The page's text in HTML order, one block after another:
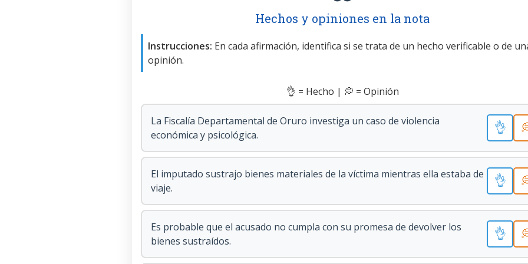
Hechos y opiniones en la nota
Instrucciones: En cada afirmación, identifica si se trata de un hecho verificable o de
opinión.
👌 = Hecho | 💭 = Opinión
La Fiscalía Departamental de Oruro investiga un caso de violencia
económica y psicológica.
👌
El imputado sustrajo bienes materiales de la víctima mientras ella estaba de
viaje.
👌
Es probable que el acusado no cumpla con su promesa de devolver los
bienes sustraídos.
👌